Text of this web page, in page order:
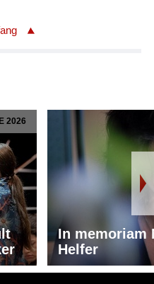
2026
In memoriam
Helfer